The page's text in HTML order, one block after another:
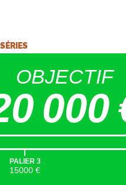
OBJECTIF
000
|
PALIER 3
15000 €